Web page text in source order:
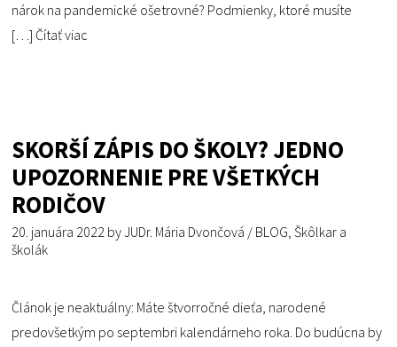
nárok na pandemické ošetrovné? Podmienky, ktoré musíte
[…]Čítať viac
SKORŠÍ ZÁPIS DO ŠKOLY? JEDNO
UPOZORNENIE PRE VŠETKÝCH
RODIČOV
20. januára 2022 byJUDr. Mária Dvončová / BLOG, Škôlkar a
školák
Článok je neaktuálny: Máte štvorročné dieťa, narodené
predovšetkým po septembri kalendárneho roka. Do budúcna by